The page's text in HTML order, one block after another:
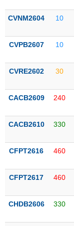
liệu
lý
thị
CVNM2604 10
CVPB2607 10
CVRE2602 30
CACB2609 240
CACB2610 330
CFPT2616 460
CFPT2617 460
CHDB2606 330
TIÊU
KHÔNG
THIẾT
DÙNG
THIẾT